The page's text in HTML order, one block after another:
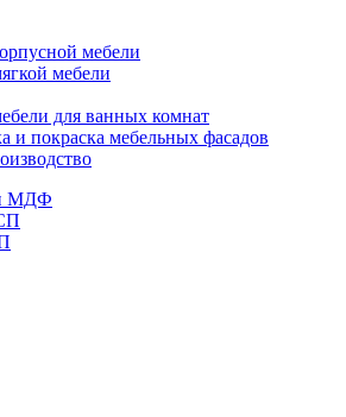
мебели
мебели
для ванных комнат
и покраска мебельных фасадов
МДФ